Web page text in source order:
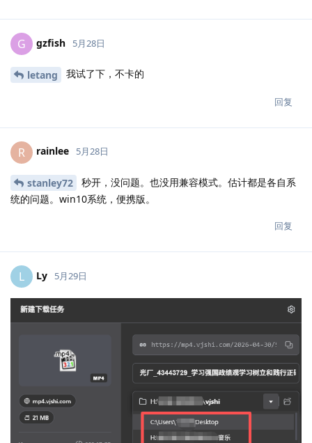
G gzfish 5月28日
letang 我试了下，不卡的
回复
R rainlee 5月28日
stanley72
秒开，没问题。也没用兼容模式。估计都是各自系
统的问题。win10系统，便携版。
回复
L Ly 5月29日